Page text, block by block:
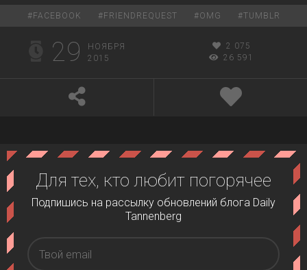
# FACEBOOK # FRIENDREQUEST #OMG #TUMBLR
29
НОЯБРЯ
2015
2 075
26 591
Для тех, кто любит погорячее
Подпишись на рассылку обновлений блога Daily
Tannenberg